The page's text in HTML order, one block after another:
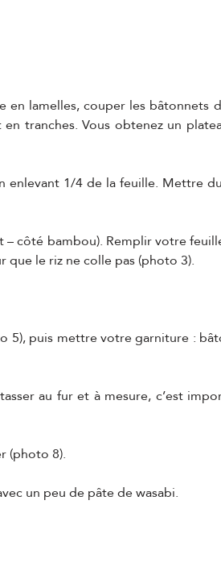
lamelles, couper les bâtonnets
tranches. Vous obtenez un
1/4 de la feuille. Mettre
côté bambou). Remplir votre
le riz ne colle pas (photo 3).
5), puis mettre votre garniture :
au fur et à mesure, c’est
(photo 8).
un peu de pâte de wasabi.